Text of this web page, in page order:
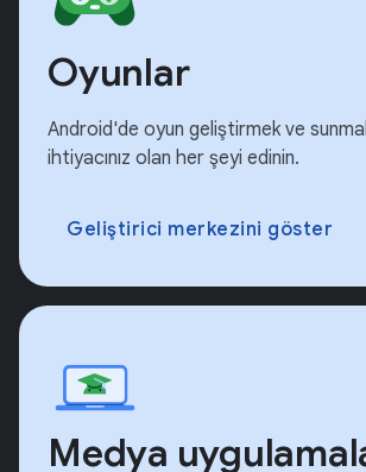
Oyunlar
Android'de oyun geliştirmek ve
ihtiyacınız olan her şeyi edinin.
Geliştirici merkezini göster
Medya